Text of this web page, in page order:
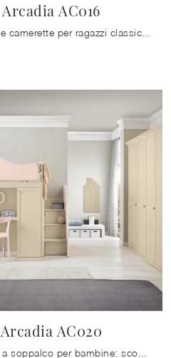
Arcadia AC016
Arcadia AC020
Camerette a soppalco per bambine: scopri il modello in melaminico Arcadia AC020 di Colombini Casa per stanzette classiche.